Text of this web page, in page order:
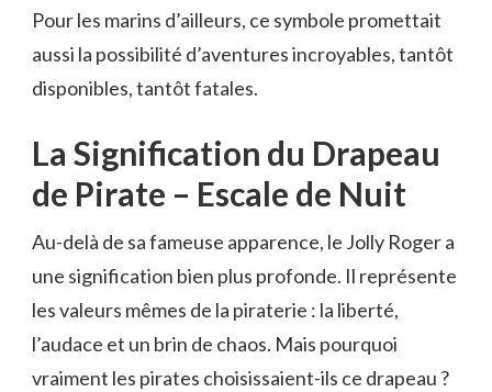
Pour les marins d’ailleurs, ce symbole promettait
aussi la possibilité d’aventures incroyables, tantôt
disponibles, tantôt fatales.
La Signification du Drapeau
de Pirate – Escale de Nuit
Au-delà de sa fameuse apparence, le Jolly Roger a
une signification bien plus profonde. Il représente
les valeurs mêmes de la piraterie : la liberté,
l’audace et un brin de chaos. Mais pourquoi
vraiment les pirates choisissaient-ils ce drapeau ?